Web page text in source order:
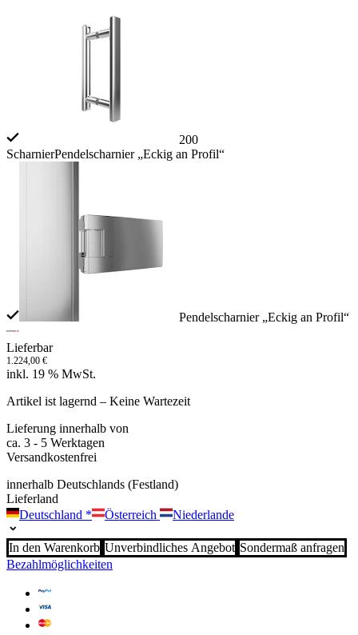
200
ScharnierPendelscharnier „Eckig an Profil“
Pendelscharnier „Eckig an Profil“
Lieferbar
1.224,00 €
inkl. 19 % MwSt.
Artikel ist lagernd – Keine Wartezeit
Lieferung innerhalb von
ca. 3 - 5 Werktagen
Versandkostenfrei
innerhalb Deutschlands (Festland)
Lieferland
Deutschland * Österreich Niederlande
In den Warenkorb Unverbindliches Angebot Sondermaß anfragen
Bezahlmöglichkeiten